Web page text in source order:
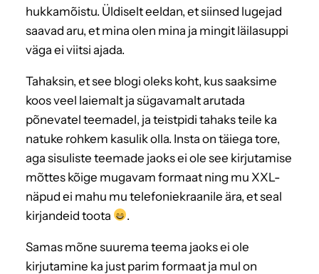
hukkamõistu. Üldiselt eeldan, et siinsed lugejad
saavad aru, et mina olen mina ja mingit läilasuppi
väga ei viitsi ajada.
Tahaksin, et see blogi oleks koht, kus saaksime
koos veel laiemalt ja sügavamalt arutada
põnevatel teemadel, ja teistpidi tahaks teile ka
natuke rohkem kasulik olla. Insta on täiega tore,
aga sisuliste teemade jaoks ei ole see kirjutamise
mõttes kõige mugavam formaat ning mu XXL-
näpud ei mahu mu telefoniekraanile ära, et seal
kirjandeid toota
.
Samas mõne suurema teema jaoks ei ole
kirjutamine ka just parim formaat ja mul on